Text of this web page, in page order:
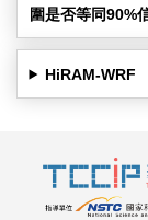
圍是否等同90%
HiRAM-WRF